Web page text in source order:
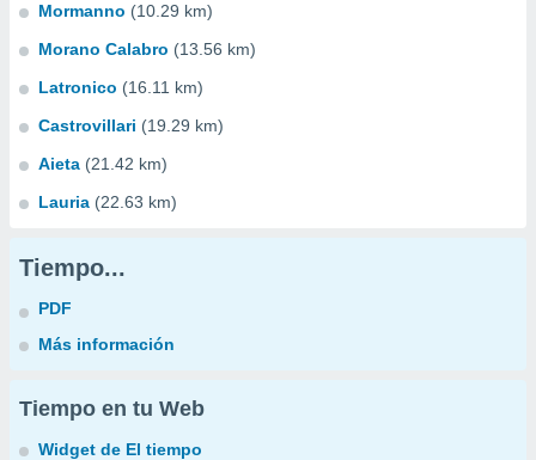
Mormanno (10.29 km)
Morano Calabro (13.56 km)
Latronico (16.11 km)
Castrovillari (19.29 km)
Aieta (21.42 km)
Lauria (22.63 km)
Tiempo...
PDF
Más información
Tiempo en tu Web
Widget de El tiempo